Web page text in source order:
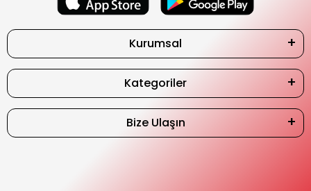
Kurumsal
Kategoriler
Bize Ulaşın